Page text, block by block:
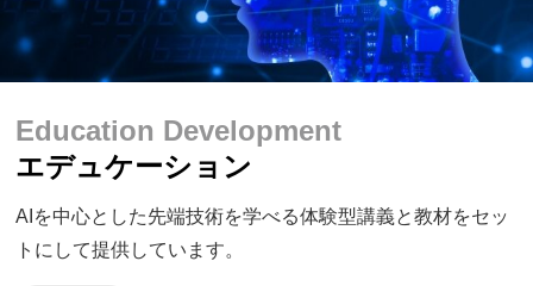
Education Development
エデュケーション
AIを中心とした先端技術を学べる体験型講義と教材をセッ
トにして提供しています。